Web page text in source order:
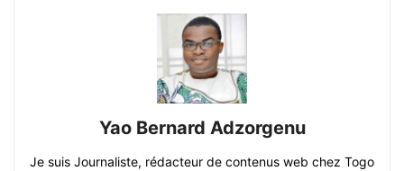
Yao Bernard Adzorgenu
Je suis Journaliste, rédacteur de contenus web chez Togo